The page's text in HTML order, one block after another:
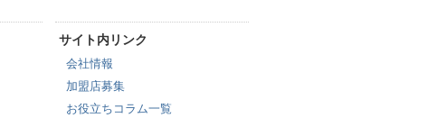
サイト内リンク
会社情報
加盟店募集
お役立ちコラム一覧